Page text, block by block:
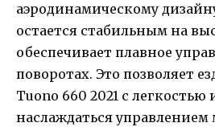
аэродинамическому
остается стабильным на
обеспечивает плавное
поворотах. Это позволяет
Tuono 660 2021 с
наслаждаться